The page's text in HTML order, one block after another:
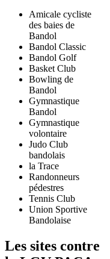
Amicale cycliste
des baies de
Bandol
Bandol Classic
Bandol Golf
Basket Club
Bowling de
Bandol
Gymnastique
Bandol
Gymnastique
volontaire
Judo Club
bandolais
la Trace
Randonneurs
pédestres
Tennis Club
Union Sportive
Bandolaise
Les sites contre